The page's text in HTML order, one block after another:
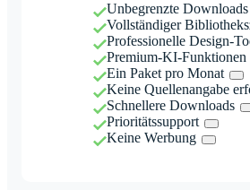
Unbegrenzte Downloads
Vollständiger
Professionelle Design-
Premium-KI-Funktionen
Ein Paket pro Monat
Keine Quellenangabe
Schnellere Downloads
Prioritätssupport
Keine Werbung